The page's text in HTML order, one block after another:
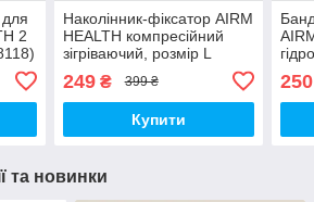
для
2
Наколінник-фіксатор AIRM
HEALTH компресійний
зігріваючий, розмір L
249₴ 399 ₴
Купити
250
та новинки